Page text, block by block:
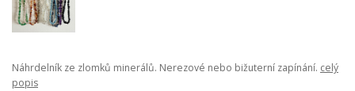
Náhrdelník ze zlomků minerálů. Nerezové nebo bižuterní zapínání. celý
popis